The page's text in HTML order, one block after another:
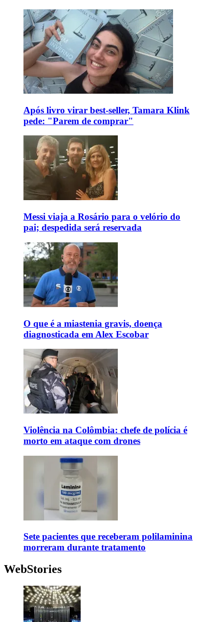
Após livro virar best-seller, Tamara Klink
pede: "Parem de comprar"
Messi viaja a Rosário para o velório do
pai; despedida será reservada
O que é a miastenia gravis, doença
diagnosticada em Alex Escobar
Violência na Colômbia: chefe de polícia é
morto em ataque com drones
Sete pacientes que receberam polilaminina
morreram durante tratamento
WebStories